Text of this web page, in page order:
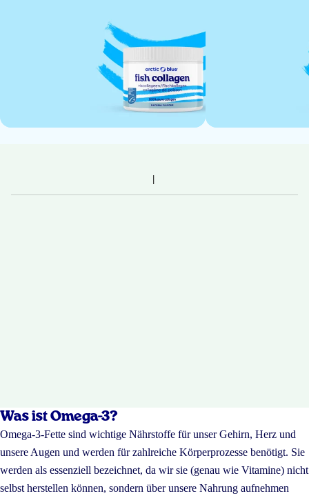
Was ist Omega-3?
Omega-3-Fette sind wichtige Nährstoffe für unser Gehirn, Herz und
unsere Augen und werden für zahlreiche Körperprozesse benötigt. Sie
werden als essenziell bezeichnet, da wir sie (genau wie Vitamine) nicht
selbst herstellen können, sondern über unsere Nahrung aufnehmen